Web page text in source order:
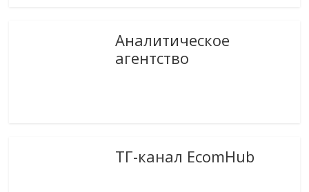
Аналитическое
агентство
ТГ-канал EcomHub